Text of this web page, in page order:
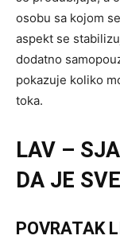
osobu sa kojom
aspekt se
dodatno
pokazuje koliko
toka.
LAV –
DA JE
POVRATAK